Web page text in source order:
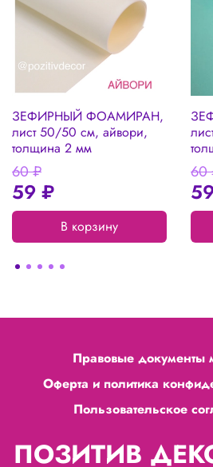
ЗЕФИРНЫЙ ФОАМИРАН,
лист 50/50 см, айвори,
толщина 2 мм
60 ₽
59 ₽
В корзину
60
Правовые документы
Оферта и политика
Пользовательское
ПОЗИТИВ